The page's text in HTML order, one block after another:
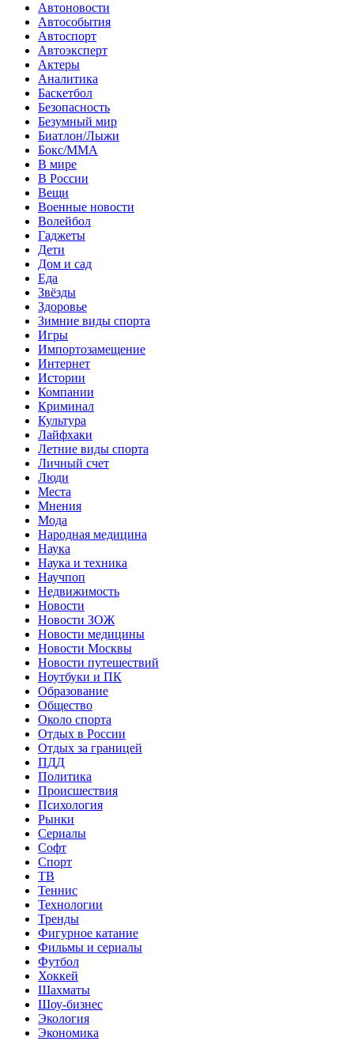
Автоновости
Автособытия
Автоспорт
Автоэксперт
Актеры
Аналитика
Баскетбол
Безопасность
Безумный мир
Биатлон/Лыжи
Бокс/MMA
В мире
В России
Вещи
Военные новости
Волейбол
Гаджеты
Дети
Дом и сад
Еда
Звёзды
Здоровье
Зимние виды спорта
Игры
Импортозамещение
Интернет
Истории
Компании
Криминал
Культура
Лайфхаки
Летние виды спорта
Личный счет
Люди
Места
Мнения
Мода
Народная медицина
Наука
Наука и техника
Научпоп
Недвижимость
Новости
Новости ЗОЖ
Новости медицины
Новости Москвы
Новости путешествий
Ноутбуки и ПК
Образование
Общество
Около спорта
Отдых в России
Отдых за границей
ПДД
Политика
Происшествия
Психология
Рынки
Сериалы
Софт
Спорт
ТВ
Теннис
Технологии
Тренды
Фигурное катание
Фильмы и сериалы
Футбол
Хоккей
Шахматы
Шоу-бизнес
Экология
Экономика